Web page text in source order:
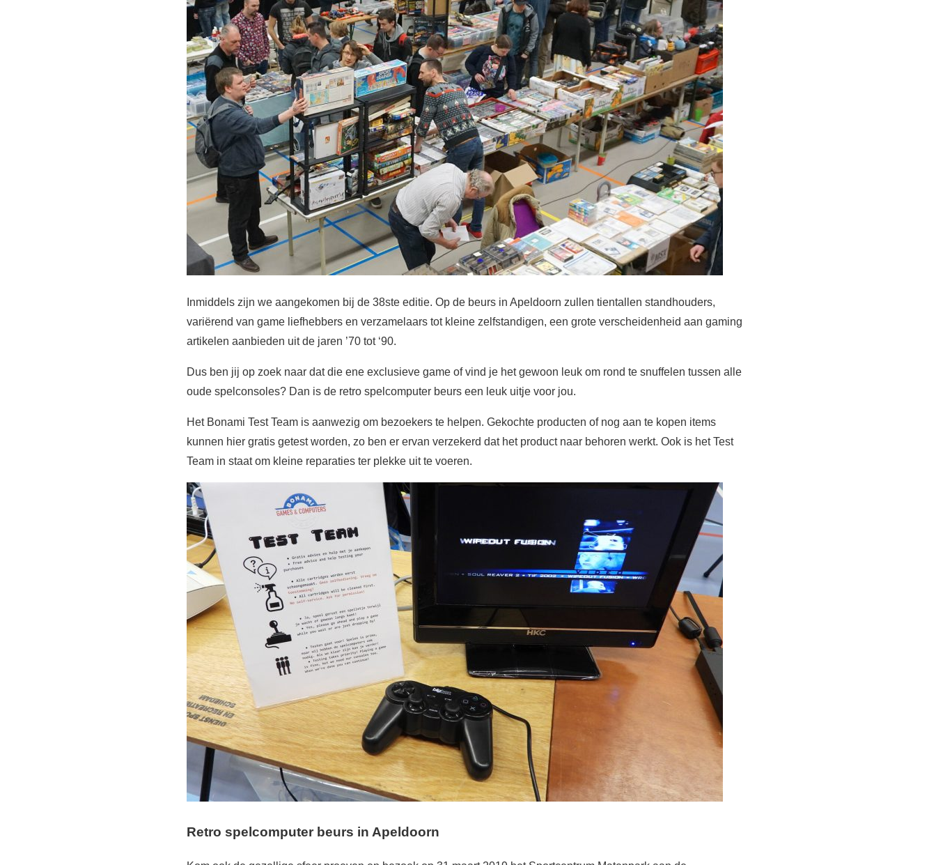
Inmiddels zijn we aangekomen bij de 38ste editie. Op de beurs in Apeldoorn zullen tientallen standhouders,
variërend van game liefhebbers en verzamelaars tot kleine zelfstandigen, een grote verscheidenheid aan gaming
artikelen aanbieden uit de jaren ’70 tot ‘90.
Dus ben jij op zoek naar dat die ene exclusieve game of vind je het gewoon leuk om rond te snuffelen tussen alle
oude spelconsoles? Dan is de retro spelcomputer beurs een leuk uitje voor jou.
Het Bonami Test Team is aanwezig om bezoekers te helpen. Gekochte producten of nog aan te kopen items
kunnen hier gratis getest worden, zo ben er ervan verzekerd dat het product naar behoren werkt. Ook is het Test
Team in staat om kleine reparaties ter plekke uit te voeren.
Retro spelcomputer beurs in Apeldoorn